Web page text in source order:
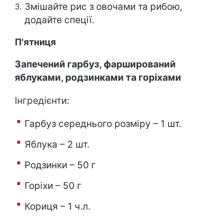
Змішайте рис з овочами та рибою,
додайте спеції.
П'ятниця
Запечений гарбуз, фарширований
яблуками, родзинками та горіхами
Інгредієнти:
Гарбуз середнього розміру – 1 шт.
Яблука – 2 шт.
Родзинки – 50 г
Горіхи – 50 г
Кориця – 1 ч.л.